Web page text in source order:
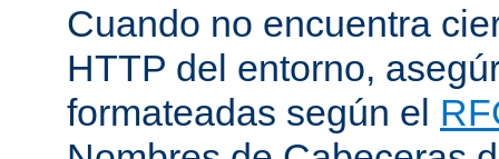
Cuando no encuentra
HTTP del entorno,
formateadas según el